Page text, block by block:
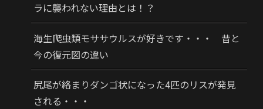
ラに襲われない理由とは！？
海生爬虫類モササウルスが好きです・・・ 昔と
今の復元図の違い
尻尾が絡まりダンゴ状になった4匹のリスが発見
される・・・